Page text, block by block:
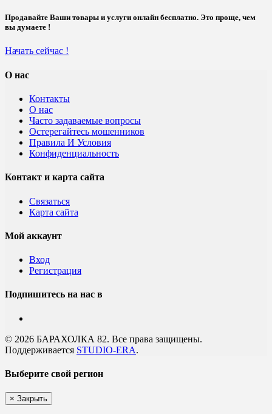
Продавайте Ваши товары и услуги онлайн бесплатно. Это проще, чем
вы думаете !
Начать сейчас !
О нас
Контакты
О нас
Часто задаваемые вопросы
Остерегайтесь мошенников
Правила И Условия
Конфиденциальность
Контакт и карта сайта
Связаться
Карта сайта
Мой аккаунт
Вход
Регистрация
Подпишитесь на нас в
© 2026 БАРАХОЛКА 82. Все права защищены.
Поддерживается STUDIO-ERA.
Выберите свой регион
× Закрыть